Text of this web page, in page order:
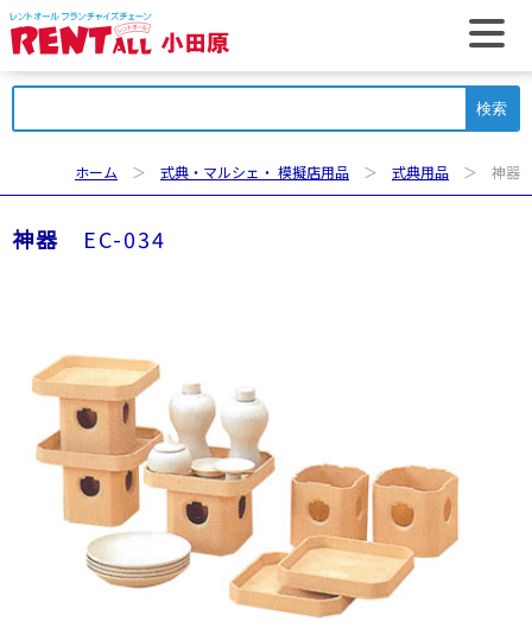
索:
ホーム ＞ 式典・マルシェ・ 模擬店用品 ＞ 式典用品 ＞ 神器
神器 EC-034
t